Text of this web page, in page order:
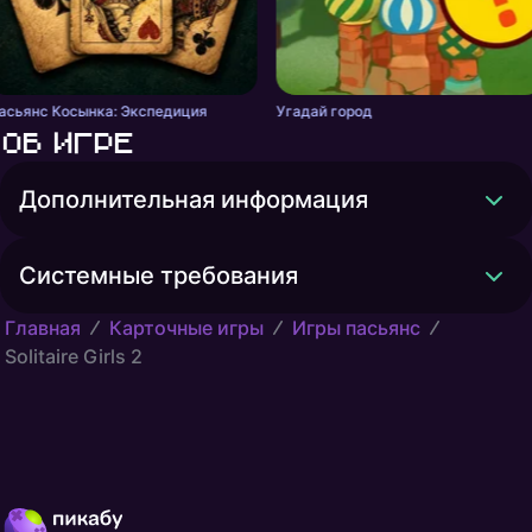
Косынка: Экспедиция Угадай город
Об игре
Дополнительная информация
Системные требования
Главная Карточные игры
Игры пасьянс
Solitaire Girls 2